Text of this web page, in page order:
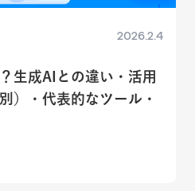
2026.2.4
生成AIとの違い・活用
）・代表的なツール・